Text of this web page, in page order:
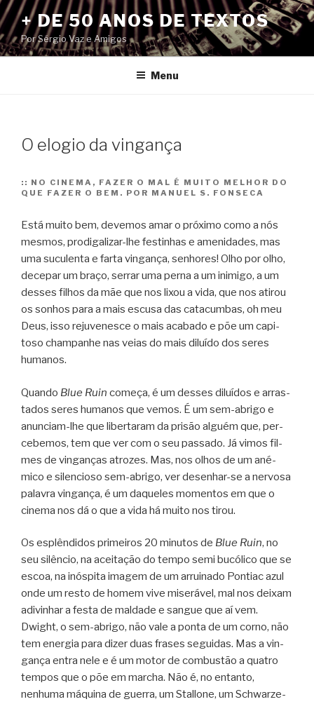
Pular
para
o
conteúdo
+ DE 50 ANOS DE TEXTOS
Por Sérgio Vaz e Amigos
Menu
O elogio da vingança
:: NO CINEMA, FAZER O MAL É MUITO MELHOR DO
QUE FAZER O BEM. POR MANUEL S. FONSECA
Está muito bem, deve­mos amar o pró­ximo como a nós
mes­mos, prodigalizar-lhe fes­ti­nhas e ame­ni­da­des, mas
uma sucu­lenta e farta vin­gança, senho­res! Olho por olho,
dece­par um braço, ser­rar uma perna a um ini­migo, a um
des­ses filhos da mãe que nos lixou a vida, que nos ati­rou
os sonhos para a mais escusa das cata­cum­bas, oh meu
Deus, isso reju­ve­nesce o mais aca­bado e põe um capi­
toso cham­pa­nhe nas veias do mais diluído dos seres
humanos.
Quando Blue Ruin começa, é um des­ses diluí­dos e arras­
ta­dos seres huma­nos que vemos. É um sem-abrigo e
anunciam-lhe que liber­ta­ram da pri­são alguém que, per­
ce­be­mos, tem que ver com o seu pas­sado. Já vimos fil­
mes de vin­gan­ças atro­zes. Mas, nos olhos de um ané­
mico e silen­ci­oso sem-abrigo, ver desenhar-se a ner­vosa
pala­vra vin­gança, é um daque­les momen­tos em que o
cinema nos dá o que a vida há muito nos tirou.
Os esplên­di­dos pri­mei­ros 20 minu­tos de Blue Ruin, no
seu silên­cio, na acei­ta­ção do tempo semi bucó­lico que se
escoa, na inós­pita ima­gem de um arrui­nado Pon­tiac azul
onde um resto de homem vive mise­rá­vel, mal nos dei­xam
adi­vi­nhar a festa de mal­dade e san­gue que aí vem.
Dwight, o sem-abrigo, não vale a ponta de um corno, não
tem ener­gia para dizer duas fra­ses segui­das. Mas a vin­
gança entra nele e é um motor de com­bus­tão a qua­tro
tem­pos que o põe em mar­cha. Não é, no entanto,
nenhuma máquina de guerra, um Stal­lone, um Schwar­ze­